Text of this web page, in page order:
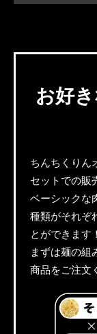
お好
ちんちくりん
セットでの販
ベーシックな
種類がそれぞ
とができます！
まずは麺の組
商品をご注文